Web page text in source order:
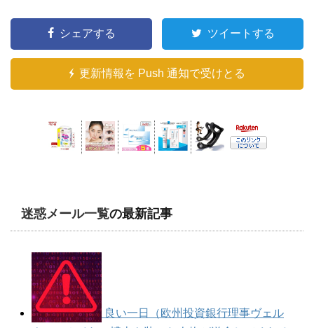
シェアする ツイートする
更新情報を Push 通知で受けとる
迷惑メール一覧の最新記事
良い一日（欧州投資銀行理事ヴェル